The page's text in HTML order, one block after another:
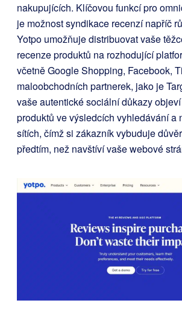
nakupujících. Klíčovou funkcí pro
je možnost syndikace recenzí napříč
Yotpo umožňuje distribuovat vaše
recenze produktů na rozhodující
včetně Google Shopping, Facebook,
maloobchodních partnerek, jako je
vaše autentické sociální důkazy
produktů ve výsledcích vyhledávání a
sítích, čímž si zákazník vybuduje
předtím, než navštíví vaše webové